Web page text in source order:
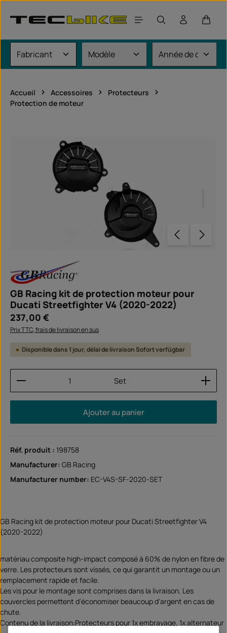
Le
Accueil Accessoires
Protecteurs
Protection de moteur
Ignorer la galerie d'images
GB Racing kit de protection moteur pour
Ducati Streetfighter V4 (2020-2022)
Prix régulier :
237,00 €
Prix TTC, frais de livraison en sus
Disponible dans 1 jour, délai de livraison Sofort verfügbar
Quantité de produit : Entrez la quantité
Set
Ajouter au panier
Réf. produit : 198758
Manufacturer: GB Racing
Manufacturer number: EC-V4S-SF-2020-SET
GB Racing kit de protection moteur pour Ducati Streetfighter V4
(2020-2022)
matériau composite high-impact composé à 60% de nylon en fibre de
verre. Les protecteurs sont vissés, ce qui garantit un montage ou un
remplacement rapide et facile.
Les vis pour le montage sont comprises dans la livraison. Les
couvercles permettent d'économiser beaucoup d'argent en cas de
chute.
Contenu de la livraison:Protecteurs pour 1x embrayage, 1x alternateur